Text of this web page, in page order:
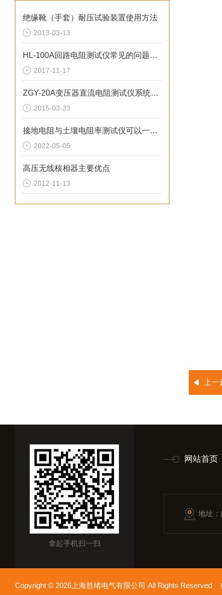
绝缘靴（手套）耐压试验装置使用方法
2013-03-13
HL-100A回路电阻测试仪常见的问题处理方法
2017-11-17
ZGY-20A变压器直流电阻测试仪系统介绍
2015-03-23
接地电阻与土壤电阻率测试仪可以一机公用
2022-05-05
高压无线核相器主要优点
2012-11-13
上
拿起手机扫一扫
网站首页
地址
Copyright © 2026上海胜绪电气有限公司 All Rights Reserved